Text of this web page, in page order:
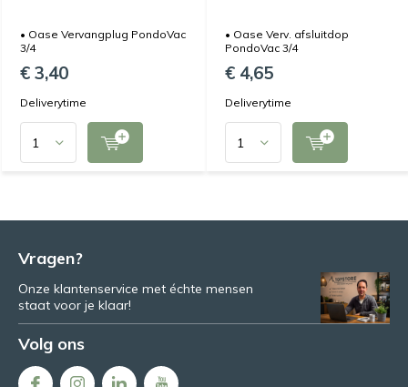
• Oase Vervangplug PondoVac
3/4
€ 3,40
Deliverytime
• Oase Verv. afsluitdop
PondoVac 3/4
€ 4,65
Deliverytime
Vragen?
Onze klantenservice met échte mensen
staat voor je klaar!
Volg ons